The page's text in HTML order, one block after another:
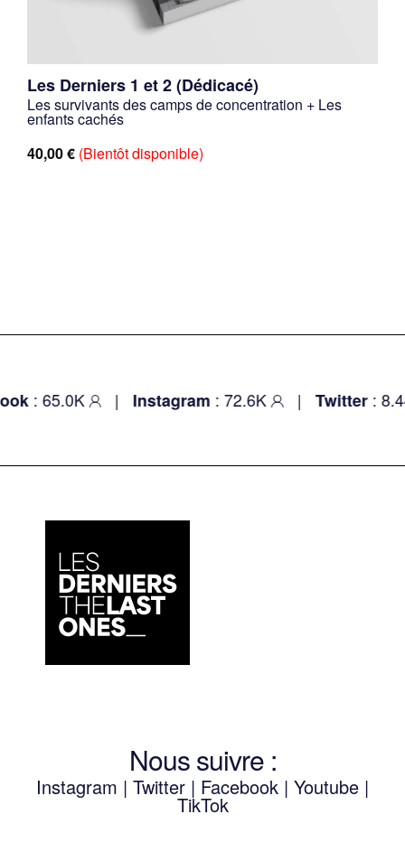
Les Derniers 1 et 2 (Dédicacé)
Les survivants des camps de concentration + Les
enfants cachés
40,00€ (Bientôt disponible)
: 65.0K | Instagram: 72.6K | Twitter:
Nous suivre :
Instagram | Twitter | Facebook | Youtube |
TikTok